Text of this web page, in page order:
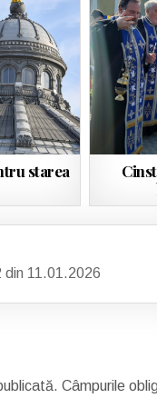
starea
din 11.01.2026
Câmpurile